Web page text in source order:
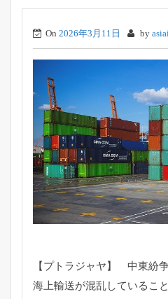
On 2026年3月11日 by
【プトラジャヤ】 中東紛
海上輸送が混乱しているこ